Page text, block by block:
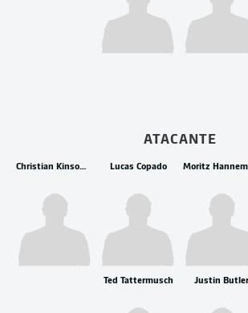
ATACANTE
Christian Kinsombi Lucas Copado
Ted Tattermusch Justin Butler